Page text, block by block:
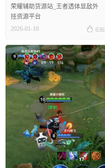
荣耀辅助货源站_王者透体显敌外
挂资源平台
2026-01-10
 636